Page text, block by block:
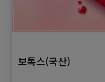
보톡스(국산)